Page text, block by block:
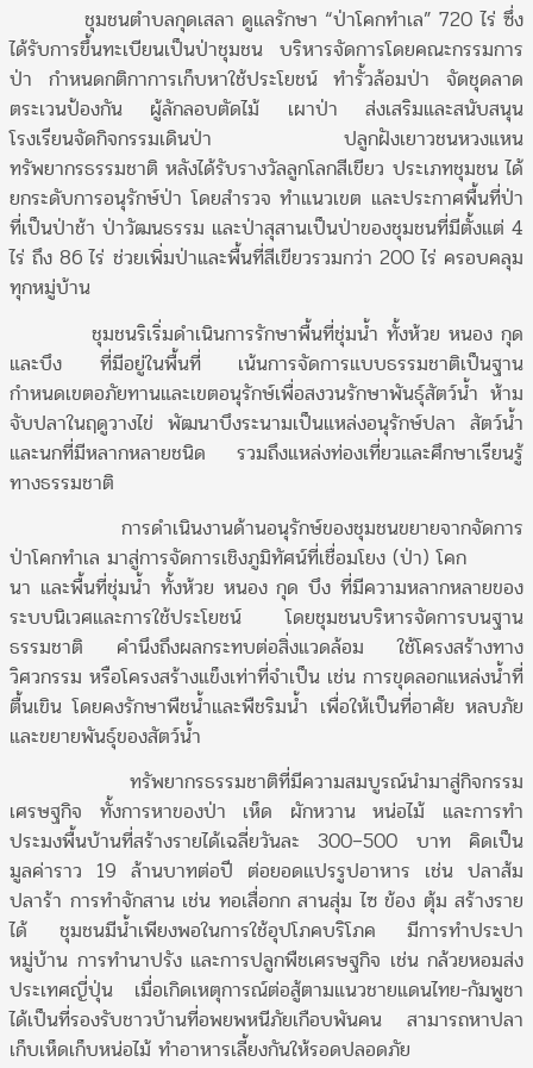
ชุมชนตำบลกุดเสลา ดูแลรักษา “ป่าโคกทำเล” 720 ไร่ ซึ่ง
ได้รับการขึ้นทะเบียนเป็นป่าชุมชน บริหารจัดการโดยคณะกรรมการ
ป่า กำหนดกติกาการเก็บหาใช้ประโยชน์ ทำรั้วล้อมป่า จัดชุดลาด
ตระเวนป้องกัน ผู้ลักลอบตัดไม้ เผาป่า ส่งเสริมและสนับสนุน
โรงเรียนจัดกิจกรรมเดินป่า ปลูกฝังเยาวชนหวงแหน
ทรัพยากรธรรมชาติ หลังได้รับรางวัลลูกโลกสีเขียว ประเภทชุมชน ได้
ยกระดับการอนุรักษ์ป่า โดยสำรวจ ทำแนวเขต และประกาศพื้นที่ป่า
ที่เป็นป่าช้า ป่าวัฒนธรรม และป่าสุสานเป็นป่าของชุมชนที่มีตั้งแต่ 4
ไร่ ถึง 86 ไร่ ช่วยเพิ่มป่าและพื้นที่สีเขียวรวมกว่า 200 ไร่ ครอบคลุม
ทุกหมู่บ้าน
ชุมชนริเริ่มดำเนินการรักษาพื้นที่ชุ่มน้ำ ทั้งห้วย หนอง กุด
และบึง ที่มีอยู่ในพื้นที่ เน้นการจัดการแบบธรรมชาติเป็นฐาน
กำหนดเขตอภัยทานและเขตอนุรักษ์เพื่อสงวนรักษาพันธุ์สัตว์น้ำ ห้าม
จับปลาในฤดูวางไข่ พัฒนาบึงระนามเป็นแหล่งอนุรักษ์ปลา สัตว์น้ำ
และนกที่มีหลากหลายชนิด รวมถึงแหล่งท่องเที่ยวและศึกษาเรียนรู้
ทางธรรมชาติ
การดำเนินงานด้านอนุรักษ์ของชุมชนขยายจากจัดการ
ป่าโคกทำเล มาสู่การจัดการเชิงภูมิทัศน์ที่เชื่อมโยง (ป่า) โคก
นา และพื้นที่ชุ่มน้ำ ทั้งห้วย หนอง กุด บึง ที่มีความหลากหลายของ
ระบบนิเวศและการใช้ประโยชน์ โดยชุมชนบริหารจัดการบนฐาน
ธรรมชาติ คำนึงถึงผลกระทบต่อสิ่งแวดล้อม ใช้โครงสร้างทาง
วิศวกรรม หรือโครงสร้างแข็งเท่าที่จำเป็น เช่น การขุดลอกแหล่งน้ำที่
ตื้นเขิน โดยคงรักษาพืชน้ำและพืชริมน้ำ เพื่อให้เป็นที่อาศัย หลบภัย
และขยายพันธุ์ของสัตว์น้ำ
ทรัพยากรธรรมชาติที่มีความสมบูรณ์นำมาสู่กิจกรรม
เศรษฐกิจ ทั้งการหาของป่า เห็ด ผักหวาน หน่อไม้ และการทำ
ประมงพื้นบ้านที่สร้างรายได้เฉลี่ยวันละ 300–500 บาท คิดเป็น
มูลค่าราว 19 ล้านบาทต่อปี ต่อยอดแปรรูปอาหาร เช่น ปลาส้ม
ปลาร้า การทำจักสาน เช่น ทอเสื่อกก สานสุ่ม ไซ ข้อง ตุ้ม สร้างราย
ได้ ชุมชนมีน้ำเพียงพอในการใช้อุปโภคบริโภค มีการทำประปา
หมู่บ้าน การทำนาปรัง และการปลูกพืชเศรษฐกิจ เช่น กล้วยหอมส่ง
ประเทศญี่ปุ่น เมื่อเกิดเหตุการณ์ต่อสู้ตามแนวชายแดนไทย-กัมพูชา
ได้เป็นที่รองรับชาวบ้านที่อพยพหนีภัยเกือบพันคน สามารถหาปลา
เก็บเห็ดเก็บหน่อไม้ ทำอาหารเลี้ยงกันให้รอดปลอดภัย